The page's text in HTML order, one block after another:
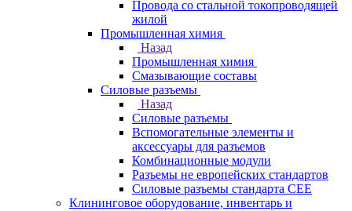
Провода со стальной токопроводящей
жилой
Промышленная химия
Назад
Промышленная химия
Смазывающие составы
Силовые разъемы
Назад
Силовые разъемы
Вспомогательные элементы и
аксессуары для разъемов
Комбинационные модули
Разъемы не европейских стандартов
Силовые разъемы стандарта CEE
Клининговое оборудование, инвентарь и